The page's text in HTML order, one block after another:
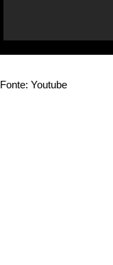
Fonte: Youtube